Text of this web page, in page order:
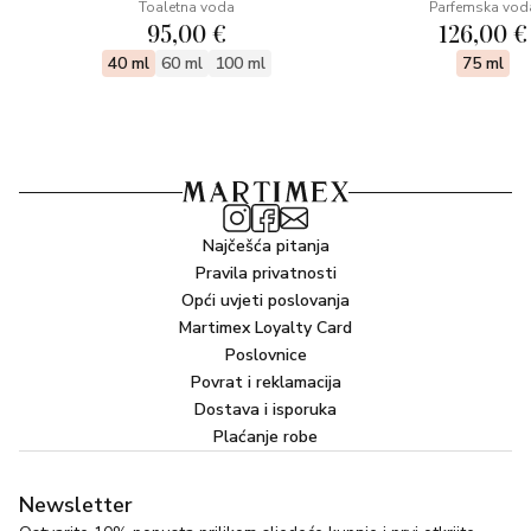
Toaletna voda
95,00 €
40 ml 60 ml 100 ml
Parfemska
126,00 €
75 ml
Najčešća pitanja
Pravila privatnosti
Opći uvjeti poslovanja
Martimex Loyalty Card
Poslovnice
Povrat i reklamacija
Dostava i isporuka
Plaćanje robe
Newsletter